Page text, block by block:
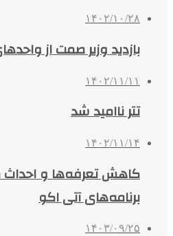
۱۴۰۲/۱۰/۲۸
بازدید وزیر صمت از
۱۴۰۲/۱۱/۱۱
تتر ناامید شد
۱۴۰۲/۱۱/۱۴
کاهش تعرفه‌ها و احداث
برنامه‌های آتی اکو
۱۴۰۳/۰۹/۲۵